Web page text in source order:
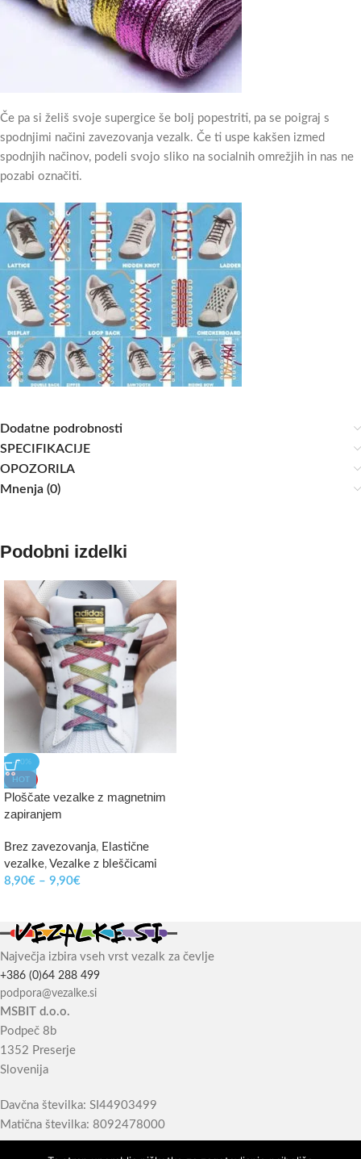
Če pa si želiš svoje supergice še bolj popestriti, pa se poigraj s
spodnjimi načini zavezovanja vezalk. Če ti uspe kakšen izmed
spodnjih načinov, podeli svojo sliko na socialnih omrežjih in nas ne
pozabi označiti.
Dodatne podrobnosti
SPECIFIKACIJE
OPOZORILA
Mnenja (0)
Podobni izdelki
-40%
HOT
Ploščate vezalke z magnetnim
zapiranjem
Brez zavezovanja, Elastične
vezalke, Vezalke z bleščicami
8,90€ – 9,90€
Največja izbira vseh vrst vezalk za čevlje
+386 (0)64 288 499
podpora@vezalke.si
MSBIT d.o.o.
Podpeč 8b
1352 Preserje
Slovenija
Davčna številka: SI44903499
Matična številka: 8092478000